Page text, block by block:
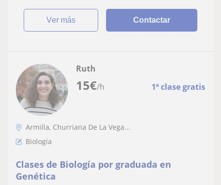
ver más Contactar
15€/h 1ª clase gratis
Ruth
Armilla, Churriana De La Vega...
Biología
Clases de Biología por graduada en
Genética